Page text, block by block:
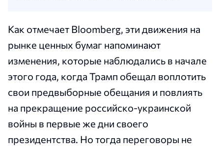
Как отмечает Bloomberg, эти движения на
рынке ценных бумаг напоминают
изменения, которые наблюдались в начале
этого года, когда Трамп обещал воплотить
свои предвыборные обещания и повлиять
на прекращение российско-украинской
войны в первые же дни своего
президентства. Но тогда переговоры не